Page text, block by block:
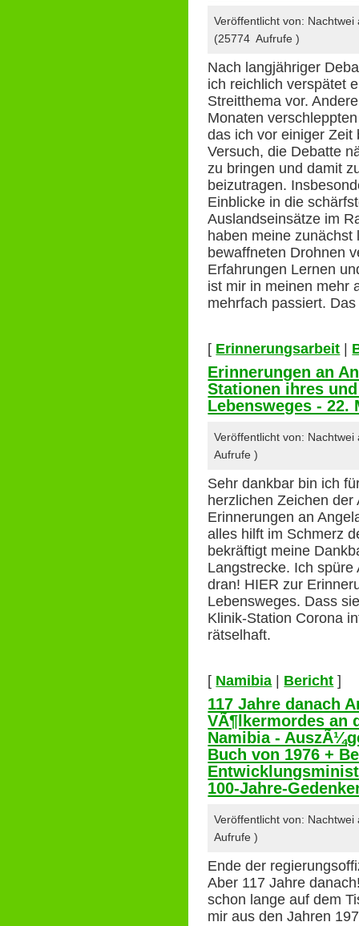
Veröffentlicht von:
(25774 Aufrufe )
Nach langjähriger
ich reichlich verspätet
Streitthema vor.
Monaten
das ich vor einiger Zeit
Versuch, die Debatte
zu bringen und damit
beizutragen.
Einblicke in die
Auslandseinsätze im
haben meine
bewaffneten Drohnen
Erfahrungen Lernen
ist mir in meinen mehr
mehrfach passiert.
[ Erinnerungsarbeit |
Erinnerungen an
Stationen ihres
Lebensweges - 22.
Veröffentlicht von:
Aufrufe )
Sehr dankbar bin ich
herzlichen Zeichen
Erinnerungen an
alles hilft im Schmerz
bekräftigt meine
Langstrecke. Ich
dran! HIER zur
Lebensweges. Dass
Klinik-Station Corona
rätselhaft.
[ Namibia | Bericht ]
117 Jahre danach
VÃ¶lkermordes an
Namibia -
Buch von 1976 +
100-Jahre-
Veröffentlicht von:
Aufrufe )
Ende der
Aber 117 Jahre
schon lange auf dem
mir aus den Jahren